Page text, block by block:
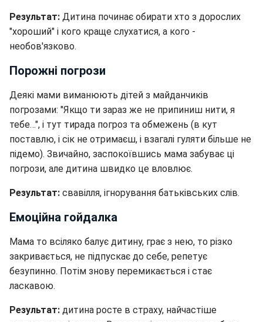
Результат: Дитина починає обирати хто з дорослих
"хороший" і кого краще слухатися, а кого -
необов'язково.
Порожні погрози
Деякі мами виманюють дітей з майданчиків
погрозами: "Якщо ти зараз же не припиниш нити, я
тебе…", і тут тирада погроз та обмежень (в кут
поставлю, і сік не отримаєш, і взагалі гуляти більше не
підемо). Звичайно, заспокоївшись мама забуває ці
погрози, але дитина швидко це вловлює.
Результат: свавілля, ігнорування батьківських слів.
Емоційна гойдалка
Мама то всіляко балує дитину, грає з нею, то різко
закривається, не підпускає до себе, репетує
безупинно. Потім знову перемикається і стає
ласкавою.
Результат: дитина росте в страху, найчастіше